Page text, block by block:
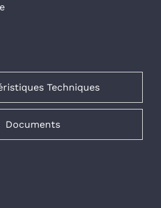
Techniques
Documents